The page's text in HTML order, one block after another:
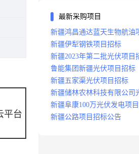
平台
最新采购项目
新疆鸿昌通达蓝天生物航油
新疆伊犁钢铁项目招标
新疆2023年第二批光伏项目
鲁能集团新疆光伏项目招标
新疆五家渠光伏项目招标
新疆储林农林科技有限公司
新疆阜康100万光伏发电项
新疆公路项目招标公告